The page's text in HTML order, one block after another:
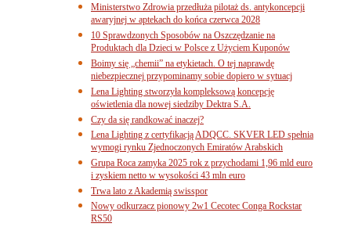
Ministerstwo Zdrowia przedłuża pilotaż ds. antykoncepcji
awaryjnej w aptekach do końca czerwca 2028
10 Sprawdzonych Sposobów na Oszczędzanie na
Produktach dla Dzieci w Polsce z Użyciem Kuponów
Boimy się „chemii” na etykietach. O tej naprawdę
niebezpiecznej przypominamy sobie dopiero w sytuacj
Lena Lighting stworzyła kompleksową koncepcję
oświetlenia dla nowej siedziby Dektra S.A.
Czy da się randkować inaczej?
Lena Lighting z certyfikacją ADQCC. SKVER LED spełnia
wymogi rynku Zjednoczonych Emiratów Arabskich
Grupa Roca zamyka 2025 rok z przychodami 1,96 mld euro
i zyskiem netto w wysokości 43 mln euro
Trwa lato z Akademią swisspor
Nowy odkurzacz pionowy 2w1 Cecotec Conga Rockstar
RS50